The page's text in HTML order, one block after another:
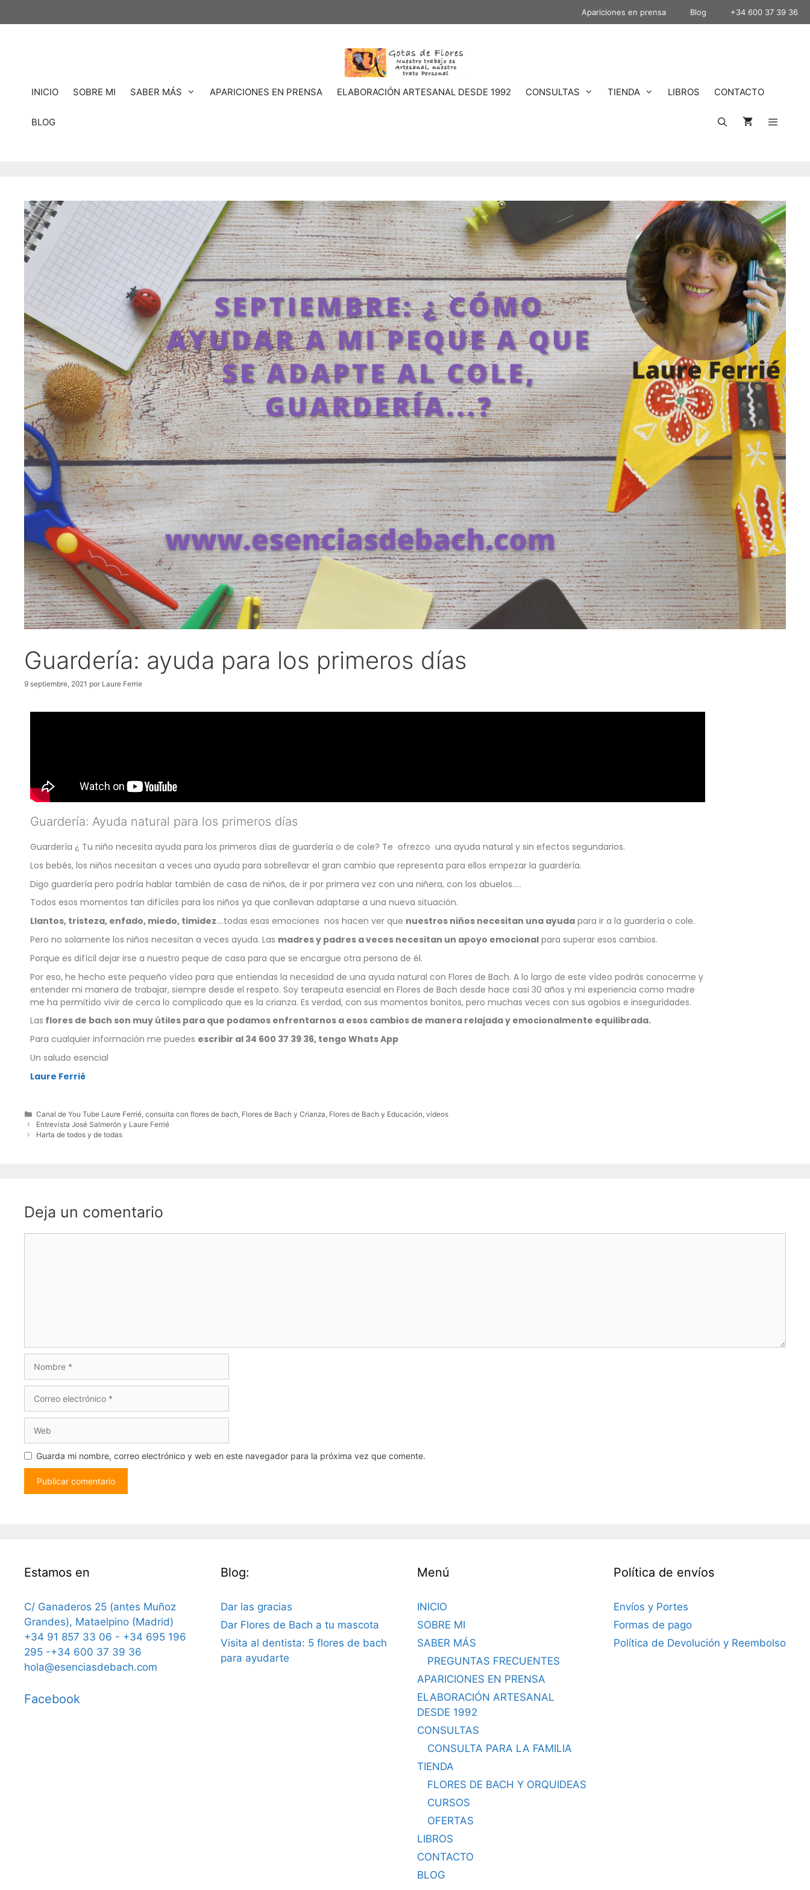
Apariciones en prensa Blog +34 600 37 39 36
INICIO SOBRE MI SABER MÁS APARICIONES EN PRENSA ELABORACIÓN ARTESANAL DESDE 1992 CONSULTAS TIENDA LIBROS CONTACTO
BLOG
Guardería: ayuda para los primeros días
9 septiembre, 2021 por Laure Ferrie
Guardería: Ayuda natural para los primeros días
Guardería ¿ Tu niño necesita ayuda para los primeros días de guardería o de cole? Te ofrezco una ayuda natural y sin efectos segundarios.
Los bebés, los niños necesitan a veces una ayuda para sobrellevar el gran cambio que representa para ellos empezar la guardería.
Digo guardería pero podría hablar también de casa de niños, de ir por primera vez con una niñera, con los abuelos…..
Todos esos momentos tan difíciles para los niños ya que conllevan adaptarse a una nueva situación.
Llantos, tristeza, enfado, miedo, timidez….todas esas emociones nos hacen ver que nuestros niños necesitan una ayuda para ir a la guardería o cole.
Pero no solamente los niños necesitan a veces ayuda. Las madres y padres a veces necesitan un apoyo emocional para superar esos cambios.
Porque es difícil dejar irse a nuestro peque de casa para que se encargue otra persona de él.
Por eso, he hecho este pequeño vídeo para que entiendas la necesidad de una ayuda natural con Flores de Bach. A lo largo de este vídeo podrás conocerme y
entender mi manera de trabajar, siempre desde el respeto. Soy terapeuta esencial en Flores de Bach desde hace casi 30 años y mi experiencia como madre
me ha permitido vivir de cerca lo complicado que es la crianza. Es verdad, con sus momentos bonitos, pero muchas veces con sus agobios e inseguridades.
Las flores de bach son muy útiles para que podamos enfrentarnos a esos cambios de manera relajada y emocionalmente equilibrada.
Para cualquier información me puedes escribir al 34 600 37 39 36, tengo Whats App
Un saludo esencial
Laure Ferrié
Canal de You Tube Laure Ferrié,consulta con flores de bach, Flores de Bach y Crianza, Flores de Bach y Educación,vídeos
Entrevista José Salmerón y Laure Ferrié
Harta de todos y de todas
Deja un comentario
Guarda mi nombre, correo electrónico y web en este navegador para la próxima vez que comente.
Estamos en
C/ Ganaderos 25 (antes Muñoz
Grandes), Mataelpino (Madrid)
+34 91 857 33 06 - +34 695 196
295 -+34 600 37 39 36
hola@esenciasdebach.com
Facebook
Blog:
Dar las gracias
Dar Flores de Bach a tu mascota
Visita al dentista: 5 flores de bach
para ayudarte
Menú
INICIO
SOBRE MI
SABER MÁS
PREGUNTAS FRECUENTES
APARICIONES EN PRENSA
ELABORACIÓN ARTESANAL
DESDE 1992
CONSULTAS
CONSULTA PARA LA FAMILIA
TIENDA
FLORES DE BACH Y ORQUIDEAS
CURSOS
OFERTAS
LIBROS
CONTACTO
BLOG
Política de envíos
Envíos y Portes
Formas de pago
Política de Devolución y Reembolso